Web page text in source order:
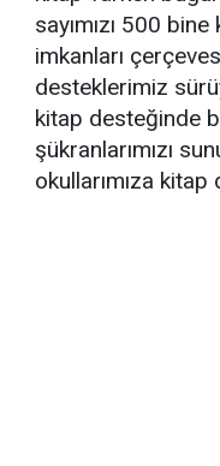
sayımızı 500
imkanları
desteklerimiz
kitap desteğinde
şükranlarımızı
okullarımıza